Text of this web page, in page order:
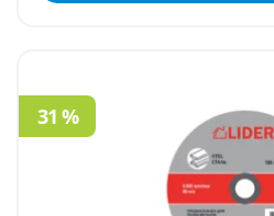
31 %